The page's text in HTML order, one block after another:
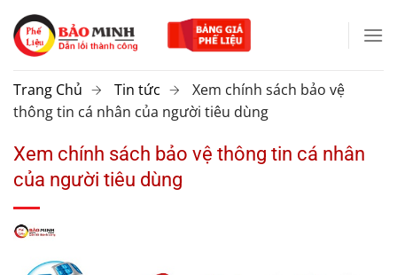
Chuyển
đến
nội
Trang Chủ Tin tức
Xem chính sách bảo vệ
thông tin cá nhân của người tiêu dùng
Xem chính sách bảo vệ thông tin cá nhân
của người tiêu dùng